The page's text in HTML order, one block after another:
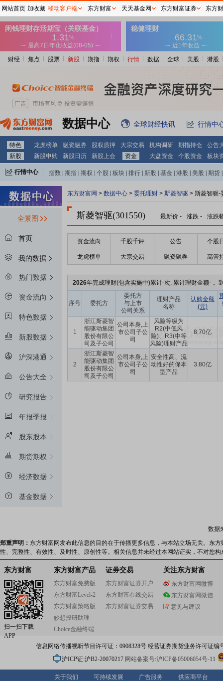
财经 焦点 股票 新股 期指 期权 行情 数据 全球 美股 港股
数据中心 全球财经快讯 行情中
特色 龙虎榜单 融资融券 股权质押 大宗交易 机构调研 期指持仓
公告
新股
新股申购 新股日历 新股上会 资金 大盘资金 个股资金 板块
行情中心 指数 期指 期权 个股 板块 排行 新股 基金 港股 美股 期货
全景图
首页
我的数据
热门数据
资金流向
特色数据
新股数据
沪深港通
公告大全
研究报告
年报季报
股东股本
期货期权
经济数据
基金数据
东方财富网 > 数据中心 > 委托理财 > 斯菱智驱 > 斯菱智驱-
斯菱智驱(301550) 最新价 - 涨跌 - 涨跌
资金流向 千股千评 公告 个股
龙虎榜单 大宗交易 融资融券 高管
2026年完成理财(包含实施中)累计-次, 累计理财金额-，
序号 委托方
委托方
与上市
公司关系
理财产品
名称
认购金额
(元)
1
浙江斯菱智
能驱动集团
股份有限公
司及子公司
公司本身,上
市公司子公
司
风险等级为
R2(中低风
险)、R3(中等
风险)理财产品
8.70亿
2
浙江斯菱智
能驱动集团
股份有限公
司及子公司
公司本身,上
市公司子公
司
安全性高、流
动性好的保本
型产品
3.80亿
数据
郑重声明： 东方财富网发布此信息的目的在于传播更多信息，与本站立场无关。东
性、完整性、有效性、及时性、原创性等。相关信息并未经过本网站证实，不对您
东方财富
扫一扫下载
APP
东方财富产品
东方财富免费版
东方财富Level-2
东方财富策略版
妙想投研助理
Choice金融终端
证券交易
东方财富证券开户
东方财富在线交易
东方财富证券交易
关注东方财富
东方财富网微博
东方财富网微信
意见与建议
信息网络传播视听节目许可证：0908328号 经营证券期货业务许可证编
沪ICP证:沪B2-20070217 网站备案号:沪ICP备05006054号-11
关于我们 可持续发展 广告服务 供应商平台
网站首页 加收藏 移动客户端 东方财富 天天基金网 东方财富证券 东方